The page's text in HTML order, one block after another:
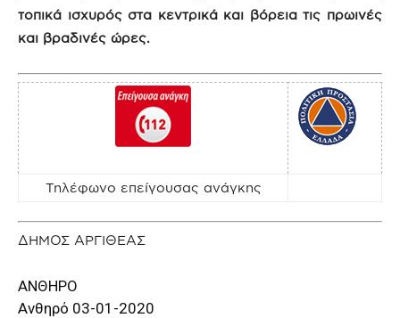
τοπικά ισχυρός στα κεντρικά και βόρεια τις πρωινές
και βραδινές ώρες.
Τηλέφωνο επείγουσας ανάγκης
ΔΗΜΟΣ ΑΡΓΙΘΕΑΣ
Ανθηρό 03-01-2020